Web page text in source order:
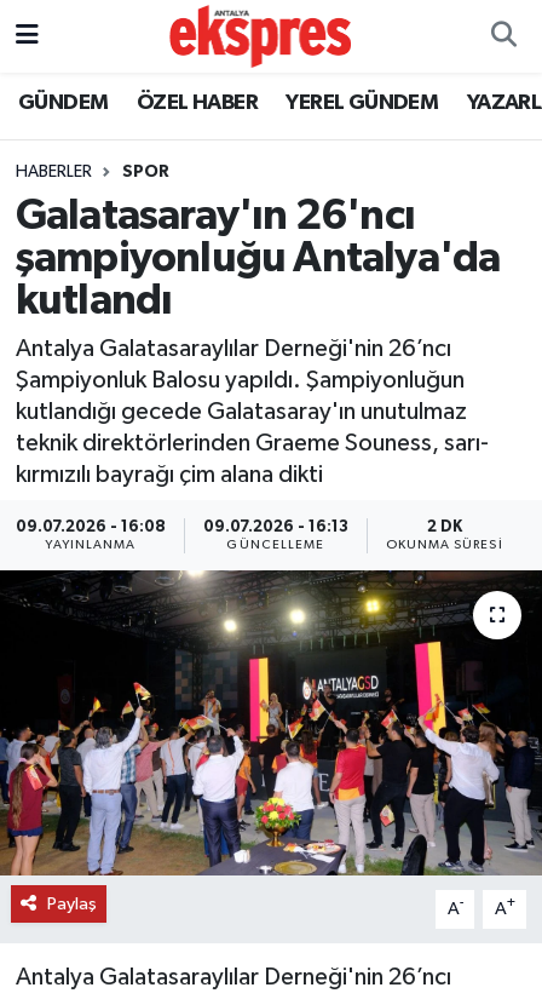
GÜNDEM ÖZEL HABER YEREL GÜNDEM
HABERLER SPOR
Galatasaray'ın 26'ncı
şampiyonluğu Antalya'da
kutlandı
Antalya Galatasaraylılar Derneği'nin 26’ncı
Şampiyonluk Balosu yapıldı. Şampiyonluğun
kutlandığı gecede Galatasaray'ın unutulmaz
teknik direktörlerinden Graeme Souness, sarı-
kırmızılı bayrağı çim alana dikti
09.07.2026 - 16:08
YAYINLANMA
09.07.2026 - 16:13
GÜNCELLEME
2 DK
OKUNMA SÜRESI
Paylaş A- A+
Antalya Galatasaraylılar Derneği'nin 26’ncı
ÖZEL HABER
YEREL GÜNDEM
EKONOMİ
KÜLTÜR - SANAT
SPOR
SİYASET
SAĞLIK
DÜNYA
TURİZM
RÖPORTAJ
VİDEO HABERLER
YAZARLAR
Nöbetçi Eczaneler
Trafik Durumu
Süper Lig Puan Durumu ve Fikstür
Tüm Manşetler
Son Dakika Haberleri
Haber Arşivi